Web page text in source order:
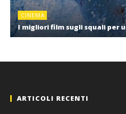
CINEMA
I migliori film sugli squali per
ARTICOLI RECENTI